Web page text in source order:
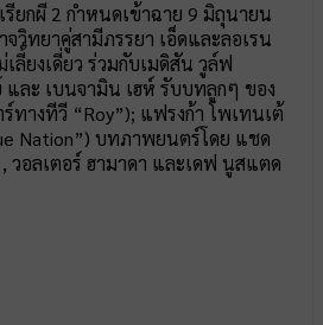
รียกผี 2 กำหนดเข้าฉาย 9 มิถุนายน
วิทยาคู่สามีภรรยา เอ็ดและลอเรน
ลี้ยงเดี่ยว ร่วมกับเมดิสัน วูล์ฟ
ละ เบนจามิน เฮห์ รับบทลูกๆ ของ
ทางทีวี “Roy”); แฟรงก้า โพเทนเต้
Nation”) บทภาพยนตร์โดย แชด
วอลเตอร์ ฮามาดา และเดฟ นูสแตด